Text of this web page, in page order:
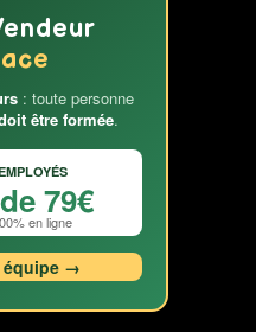
: toute personne
être formée.
79€
en ligne
équipe →